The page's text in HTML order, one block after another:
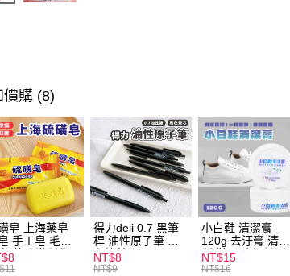
價購 (8)
皂 上海藥皂
手工皂 毛囊
菌除蟎 清潔
去油去痘 寵
得力deli 0.7 黑筆
桿 油性原子筆 黑
色筆芯 S304
NT$8
NT$9
小白鞋 清潔膏
120g 去汙膏 清潔
劑 鞋子 去汙漬 白
皮鞋 鞋油
NT$15
NT$16